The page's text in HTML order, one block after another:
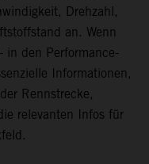
Drehzahl,
an. Wenn
in den Performance-
Informationen,
Rennstrecke,
relevanten Infos für